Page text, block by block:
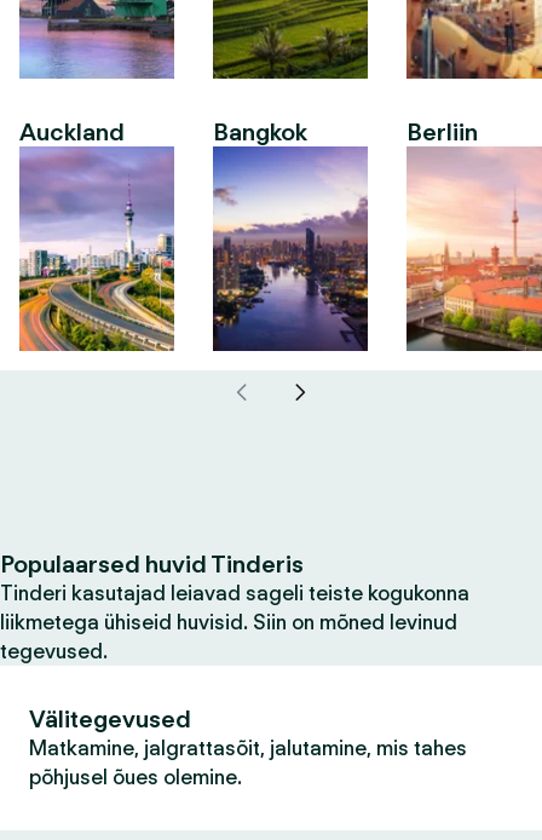
Auckland Bangkok Berliin
Populaarsed huvid Tinderis
Tinderi kasutajad leiavad sageli teiste kogukonna
liikmetega ühiseid huvisid. Siin on mõned levinud
tegevused.
Välitegevused
Matkamine, jalgrattasõit, jalutamine, mis tahes
põhjusel õues olemine.